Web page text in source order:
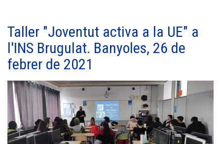
Taller "Joventut activa a la UE" a
l'INS Brugulat. Banyoles, 26 de
febrer de 2021